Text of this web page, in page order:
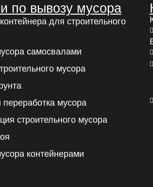
по вывозу мусора
для строительного
самосвалами
мусора
мусора
строительного мусора
контейнерами